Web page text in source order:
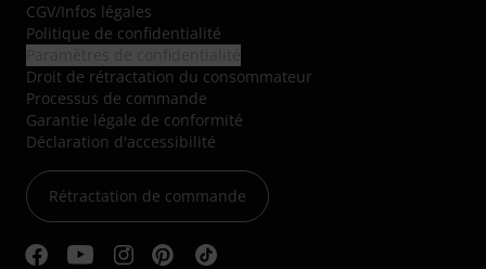
CGV/Infos légales
Politique de confidentialité
Droit de rétractation du consommateur
Processus de commande
Garantie légale de conformité
Déclaration d'accessibilité
Rétractation de commande